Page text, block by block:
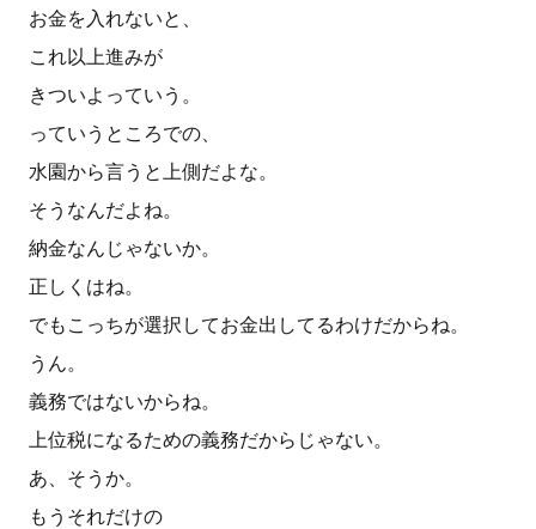
お金を入れないと、
これ以上進みが
きついよっていう。
っていうところでの、
水園から言うと上側だよな。
そうなんだよね。
納金なんじゃないか。
正しくはね。
でもこっちが選択してお金出してるわけだからね。
うん。
義務ではないからね。
上位税になるための義務だからじゃない。
あ、そうか。
もうそれだけの